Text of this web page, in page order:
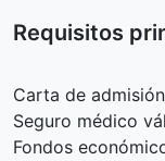
Requisitos
Carta de
Seguro médico
Fondos